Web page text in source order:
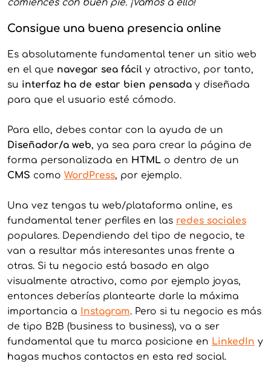
comiences con buen pie. ¡Vamos a ello!
Consigue una buena presencia online
Es absolutamente fundamental tener un sitio web
en el que navegar sea fácily atractivo, por tanto,
su interfaz ha de estar bien pensaday diseñada
para que el usuario esté cómodo.
Para ello, debes contar con la ayuda de un
Diseñador/a web, ya sea para crear la página de
forma personalizada en HTMLo dentro de un
CMS como WordPress, por ejemplo.
Una vez tengas tu web/plataforma online, es
fundamental tener perfiles en las redes sociales
populares. Dependiendo del tipo de negocio, te
van a resultar más interesantes unas frente a
otras. Si tu negocio está basado en algo
visualmente atractivo, como por ejemplo joyas,
entonces deberías plantearte darle la máxima
importancia a Instagram. Pero si tu negocio es más
de tipo B2B (business to business), va a ser
fundamental que tu marca posicione en LinkedIn y
hagas muchos contactos en esta red social.